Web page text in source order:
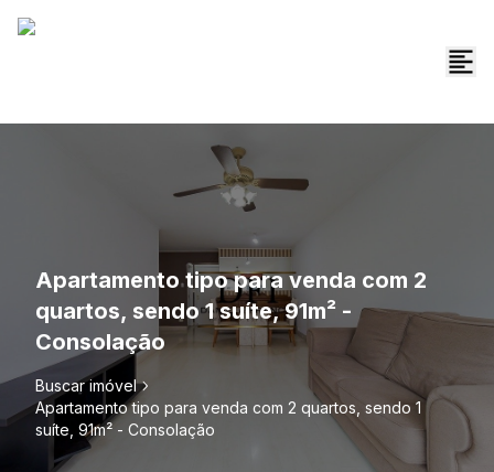
Apartamento tipo para venda com 2
quartos, sendo 1 suíte, 91m² -
Consolação
Buscar imóvel
Apartamento tipo para venda com 2 quartos, sendo 1
suíte, 91m² - Consolação